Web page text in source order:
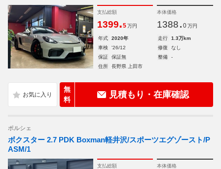
支払総額
1399.5 万円
本体価格
1388. 0 万円
年式 2020年 走行
1.3万km
車検
'26/12 修復
なし
保証
保証無 整備
-
住所
長野県 上田市
無
料
見積もり・在庫確認
ポルシェ
ボクスター 2.7 PDK Boxman軽井沢/スポーツエグゾースト/P
ASM/1
支払総額 本体価格